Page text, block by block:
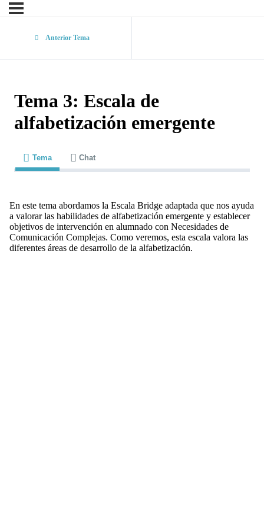
Anterior Tema
Tema 3: Escala de
alfabetización emergente
Tema Chat
En este tema abordamos la Escala Bridge adaptada que nos ayuda
a valorar las habilidades de alfabetización emergente y establecer
objetivos de intervención en alumnado con Necesidades de
Comunicación Complejas. Como veremos, esta escala valora las
diferentes áreas de desarrollo de la alfabetización.